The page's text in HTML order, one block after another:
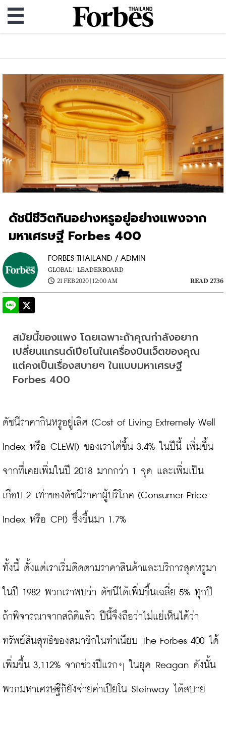
ดัชนีชีวิตกินอย่างหรูอยู่อย่างแพงจาก
มหาเศรษฐี Forbes 400
FORBES THAILAND / ADMIN
GLOBAL | LEADERBOARD
21 FEB 2020 | 12:00 AM
READ 2736
สมัยนี้ของแพง โดยเฉพาะถ้าคุณกำลังอยาก
เปลี่ยนแกรนด์เปียโนในเครื่องบินเจ็ตของคุณ
แต่คงเป็นเรื่องสบายๆ ในแบบมหาเศรษฐี
Forbes 400
ดัชนีราคากินหรูอยู่เลิศ (Cost of Living Extremely Well
Index หรือ CLEWI) ของเราไต่ขึ้น 3.4% ในปีนี้ เพิ่มขึ้น
จากที่เคยเพิ่มในปี 2018 มากกว่า 1 จุด และเพิ่มเป็น
เกือบ 2 เท่าของดัชนีราคาผู้บริโภค (Consumer Price
Index หรือ CPI) ซึ่งขึ้นมา 1.7%
ทั้งนี้ ตั้งแต่เราเริ่มติดตามราคาสินค้าและบริการสุดหรูมา
ในปี 1982 พวกเราพบว่า ดัชนีได้เพิ่มขึ้นเฉลี่ย 5% ทุกปี
ถ้าพิจารณาจากสถิติแล้ว ปีนี้จึงถือว่าไม่แย่เห็นได้ว่า
ทรัพย์สินสุทธิของสมาชิกในทำเนียบ The Forbes 400 ได้
เพิ่มขึ้น 3,112% จากช่วงปีแรกๆ ในยุค Reagan ดังนั้น
พวกมหาเศรษฐีก็ยังจ่ายค่าเปียโน Steinway ได้สบาย